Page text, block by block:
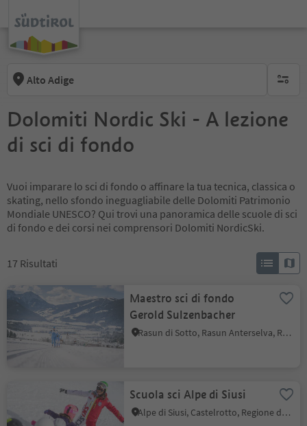
Alto Adige
Dolomiti Nordic Ski - A lezione
di sci di fondo
Vuoi imparare lo sci di fondo o affinare la tua tecnica, classica o
skating, nello sfondo ineguagliabile delle Dolomiti Patrimonio
Mondiale UNESCO? Qui trovi una panoramica delle scuole di sci
di fondo e dei corsi nei comprensori Dolomiti NordicSki.
17 Risultati
Maestro sci di fondo
Gerold Sulzenbacher
Rasun di Sotto, Rasun Anterselva, Regione dolomitica Plan de Corones
Scuola sci Alpe di Siusi
Alpe di Siusi, Castelrotto, Regione dolomitica Alpe di Siusi